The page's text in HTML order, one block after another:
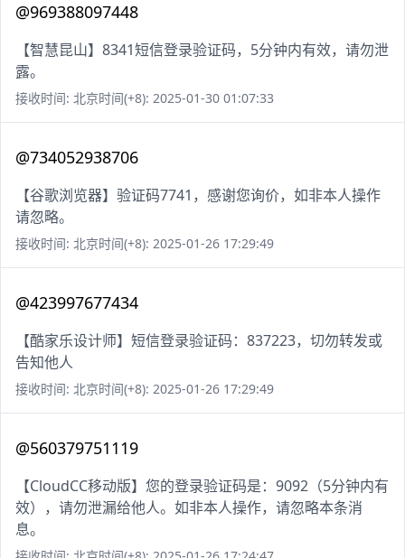
@969388097448
【智慧昆山】8341短信登录验证码，5分钟内有效，请勿泄
露。
接收时间: 北京时间(+8): 2025-01-30 01:07:33
@734052938706
【谷歌浏览器】验证码7741，感谢您询价，如非本人操作
请忽略。
接收时间: 北京时间(+8): 2025-01-26 17:29:49
@423997677434
【酷家乐设计师】短信登录验证码：837223，切勿转发或
告知他人
接收时间: 北京时间(+8): 2025-01-26 17:29:49
@560379751119
【CloudCC移动版】您的登录验证码是：9092（5分钟内有
效），请勿泄漏给他人。如非本人操作，请忽略本条消
息。